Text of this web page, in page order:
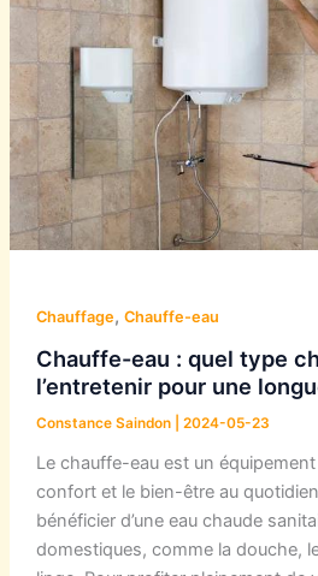
Chauffage, Chauffe-eau
Chauffe-eau : quel type
l’entretenir pour une
Constance Saindon 2024-05-23
Le chauffe-eau est un
confort et le bien-être au
bénéficier d’une eau chaude
domestiques, comme la douche,